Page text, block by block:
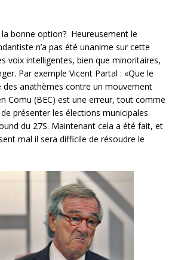
la bonne option? Heureusement le
n’a pas été unanime sur cette
voix intelligentes, bien que minoritaires,
Par exemple Vicent Partal : «Que le
des anathèmes contre un mouvement
Comu (BEC) est une erreur, tout comme
présenter les élections municipales
du 27S. Maintenant cela a été fait, et
mal il sera difficile de résoudre le